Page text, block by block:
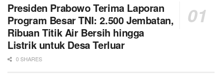
Presiden Prabowo Terima Laporan
Program Besar TNI: 2.500 Jembatan,
Ribuan Titik Air Bersih hingga
Listrik untuk Desa Terluar
0 SHARES